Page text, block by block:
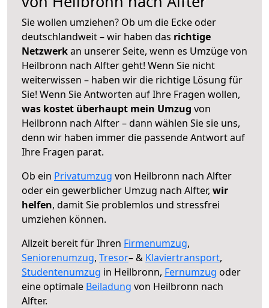
Sie wollen umziehen? Ob um die Ecke oder
deutschlandweit – wir haben das richtige
Netzwerkan unserer Seite, wenn es Umzüge von
Heilbronn nach Alfter geht! Wenn Sie nicht
weiterwissen – haben wir die richtige Lösung für
Sie! Wenn Sie Antworten auf Ihre Fragen wollen,
was kostet überhaupt mein Umzug von
Heilbronn nach Alfter – dann wählen Sie sie uns,
denn wir haben immer die passende Antwort auf
Ihre Fragen parat.
Ob ein Privatumzug von Heilbronn nach Alfter
oder ein gewerblicher Umzug nach Alfter, wir
helfen, damit Sie problemlos und stressfrei
umziehen können.
Allzeit bereit für Ihren Firmenumzug,
Seniorenumzug, Tresor– & Klaviertransport,
Studentenumzug in Heilbronn, Fernumzug oder
eine optimale Beiladung von Heilbronn nach
Alfter.